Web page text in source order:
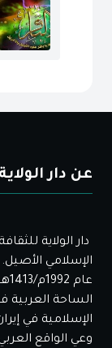
عن دار الولاية
دار الولاية
الإسلامي الأصيل.
الساحة العربية
الإسلامية في
وعي الواقع